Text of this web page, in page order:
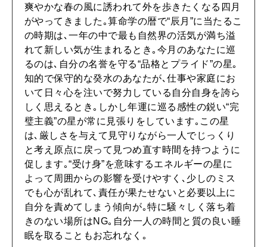
ママもいろいろ
SUSTAINABLE
わたしができること
CULTURE
自分を耕す
WORK&MONEY
いい人生って？
MAGAZINE
特集
爽やかな春の風に誘われて外を歩きたくなる四月
がやってきました｡算命学の暦で“辰月”に当たるこ
の時期は､一年の中で最も自然界の活気が満ち溢
れて新しい気が生まれるとき｡今月のあなたに巡
るのは､自分の名誉を守る“品格とプライド”の星｡
知的で保守的な癸水のあなたが､仕事や家庭にお
いて日々心を注いで努力している自分自身を誇ら
しく思えるとき｡しかし年運に巡る感性の鋭い“完
璧主義”の星が常に見張りをしています｡この星
は､厳しさを与えて見守りながら一人でじっくり
と考え原点に戻って見つめ直す時間を持つように
促します｡“受け身”を意味するエネルギーの星に
よって周囲からの影響を受けやすく､少しのミス
でも心が乱れて､責任が果たせないと必要以上に
自分を責めてしまう傾向が｡特に騒々しく落ち着
きのない場所はNG｡自分一人の時間と質の良い睡
眠を取ることもお忘れなく｡